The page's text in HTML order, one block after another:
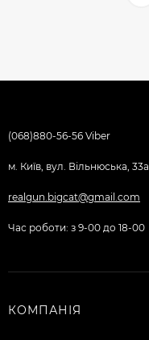
(068)880-56-56 Viber
м. Київ, вул. Вільнюська, 33а
realgun.bigcat@gmail.com
Час роботи: з 9-00 до 18-00
КОМПАНІЯ